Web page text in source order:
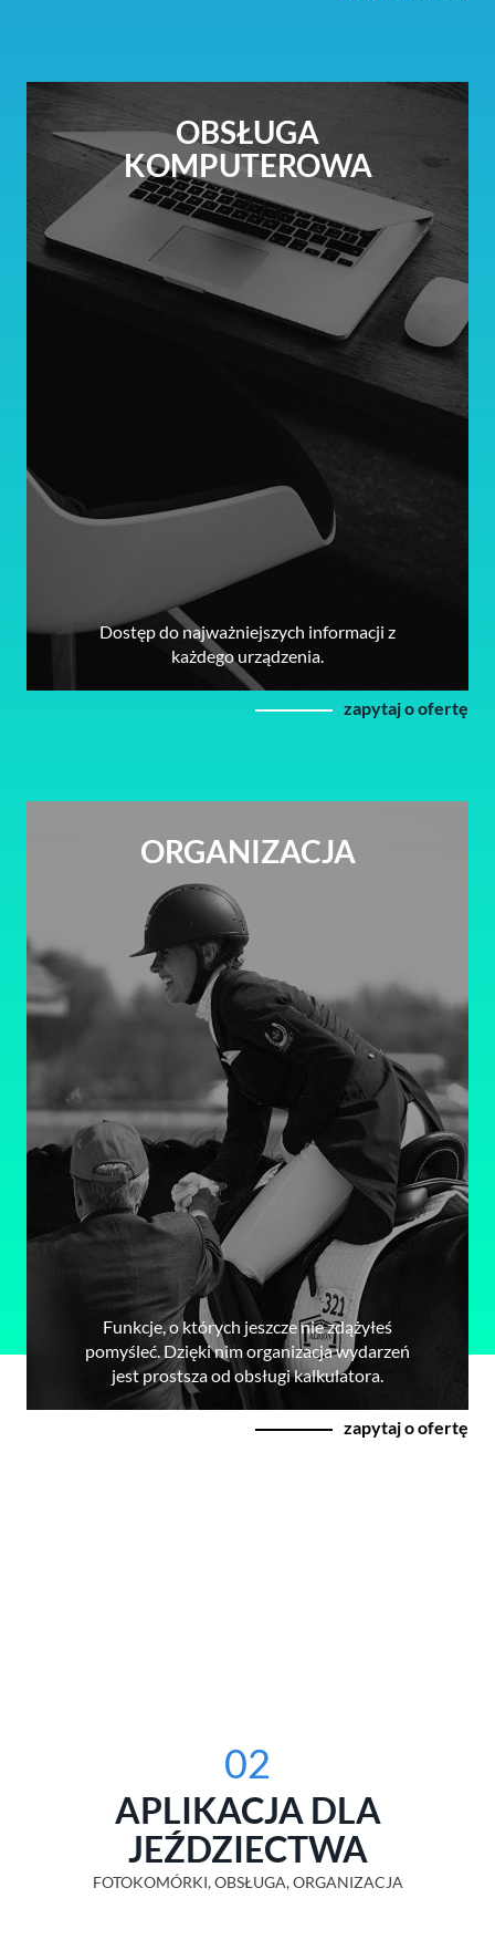
OBSŁUGA
KOMPUTEROWA
Dostęp do najważniejszych informacji z
każdego urządzenia.
zapytaj o ofertę
ORGANIZACJA
Funkcje, o których jeszcze nie zdążyłeś
pomyśleć. Dzięki nim organizacja wydarzeń
jest prostsza od obsługi kalkulatora.
zapytaj o ofertę
02
APLIKACJA DLA
JEŹDZIECTWA
FOTOKOMÓRKI, OBSŁUGA, ORGANIZACJA